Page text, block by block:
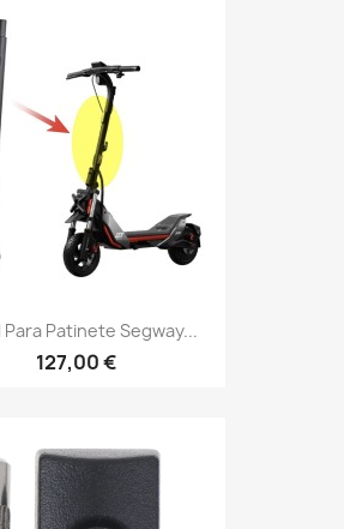
Para Patinete Segway...
127,00 €